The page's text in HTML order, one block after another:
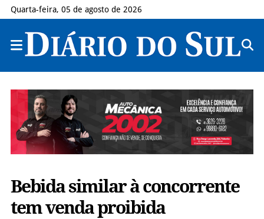
Quarta-feira, 05 de agosto de 2026
Bebida similar à concorrente
tem venda proibida